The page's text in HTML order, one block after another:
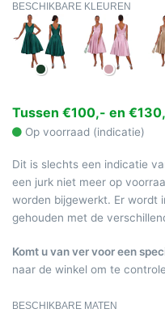
BESCHIKBARE KLEUREN
Tussen €100,- en
Op voorraad (indicatie)
Dit is slechts een indicatie
een jurk niet meer op
worden bijgewerkt. Er wordt
gehouden met de
Komt u van ver voor een
naar de winkel om te
BESCHIKBARE MATEN